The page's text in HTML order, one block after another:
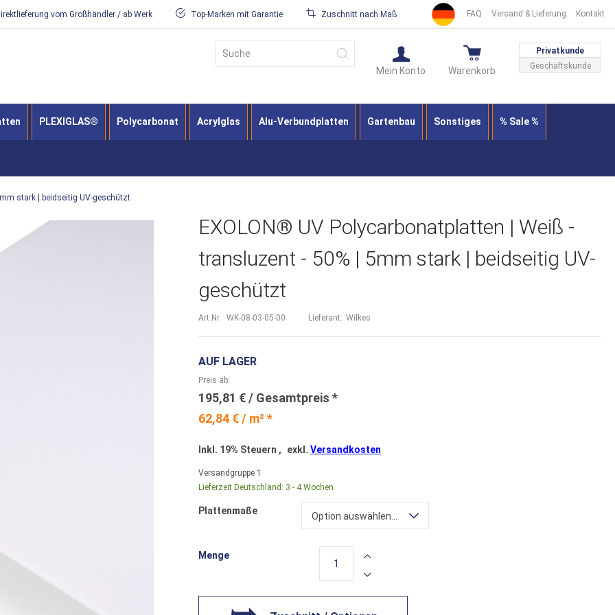
FAQ Versand & Lieferung Kontakt
vom Großhändler / ab Werk Top-Marken mit Garantie Zuschnitt nach Maß
Privatkunde
Geschäftskunde
Warenkorb
Mein Konto
Suche
PLEXIGLAS® Polycarbonat Acrylglas Alu-Verbundplatten Gartenbau Sonstiges % Sale %
stark | beidseitig UV-geschützt
EXOLON® UV Polycarbonatplatten | Weiß -
transluzent - 50% | 5mm stark | beidseitig UV-
geschützt
Art.Nr. WK-08-03-05-00 Lieferant: Wilkes
AUF LAGER
62,84 € / m² *
Preis ab
195,81 €
Inkl. 19% Steuern , exkl.Versandkosten
Versandgruppe 1
Lieferzeit Deutschland: 3 - 4 Wochen
Plattenmaße Option auswählen...
Menge